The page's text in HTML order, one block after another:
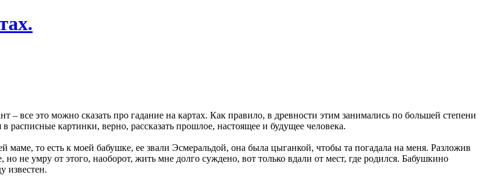
– все это можно сказать про гадание на картах. Как правило, в древности этим занимались по большей степени
картинки, верно, рассказать прошлое, настоящее и будущее человека.
маме, то есть к моей бабушке, ее звали Эсмеральдой, она была цыганкой, чтобы та погадала на меня. Разложив
но не умру от этого, наоборот, жить мне долго суждено, вот только вдали от мест, где родился. Бабушкино
известен.